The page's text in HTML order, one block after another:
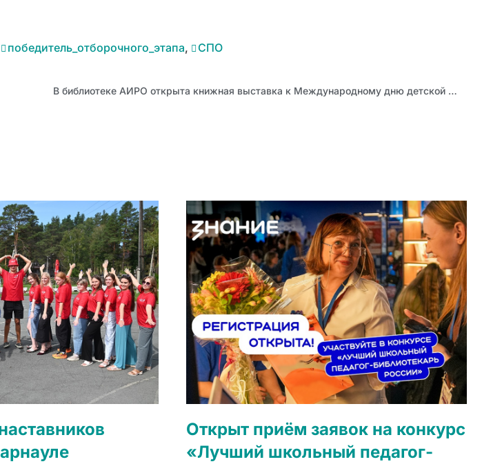
победитель_отборочного_этапа, СПО
В библиотеке АИРО открыта книжная выставка к Международному дню детской книги
Открыт приём заявок на конкурс
«Лучший школьный педагог-